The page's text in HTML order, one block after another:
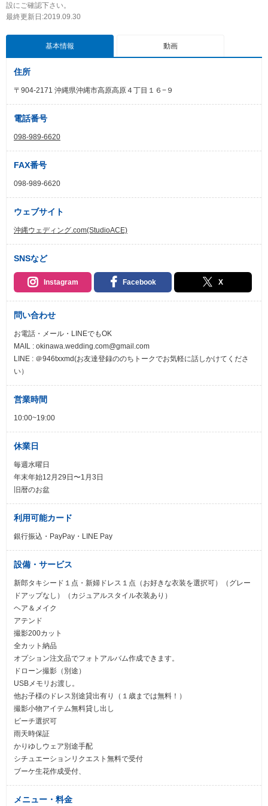
設にご確認下さい。
最終更新日:2019.09.30
基本情報 動画
住所
〒904-2171 沖縄県沖縄市高原高原４丁目１６−９
電話番号
098-989-6620
FAX番号
098-989-6620
ウェブサイト
沖縄ウェディング.com(StudioACE)
SNSなど
Instagram Facebook X
問い合わせ
お電話・メール・LINEでもOK
MAIL : okinawa.wedding.com@gmail.com
LINE : ＠946txxmd(お友達登録ののちトークでお気軽に話しかけてくださ
い）
営業時間
10:00~19:00
休業日
毎週水曜日
年末年始12月29日〜1月3日
旧暦のお盆
利用可能カード
銀行振込・PayPay・LINE Pay
設備・サービス
新郎タキシード１点・新婦ドレス１点（お好きな衣装を選択可）（グレー
ドアップなし）（カジュアルスタイル衣装あり）
ヘア＆メイク
アテンド
撮影200カット
全カット納品
オプション注文品でフォトアルバム作成できます。
ドローン撮影（別途）
USBメモリお渡し。
他お子様のドレス別途貸出有り（１歳までは無料！）
撮影小物アイテム無料貸し出し
ビーチ選択可
雨天時保証
かりゆしウェア別途手配
シチュエーションリクエスト無料で受付
ブーケ生花作成受付、
メニュー・料金